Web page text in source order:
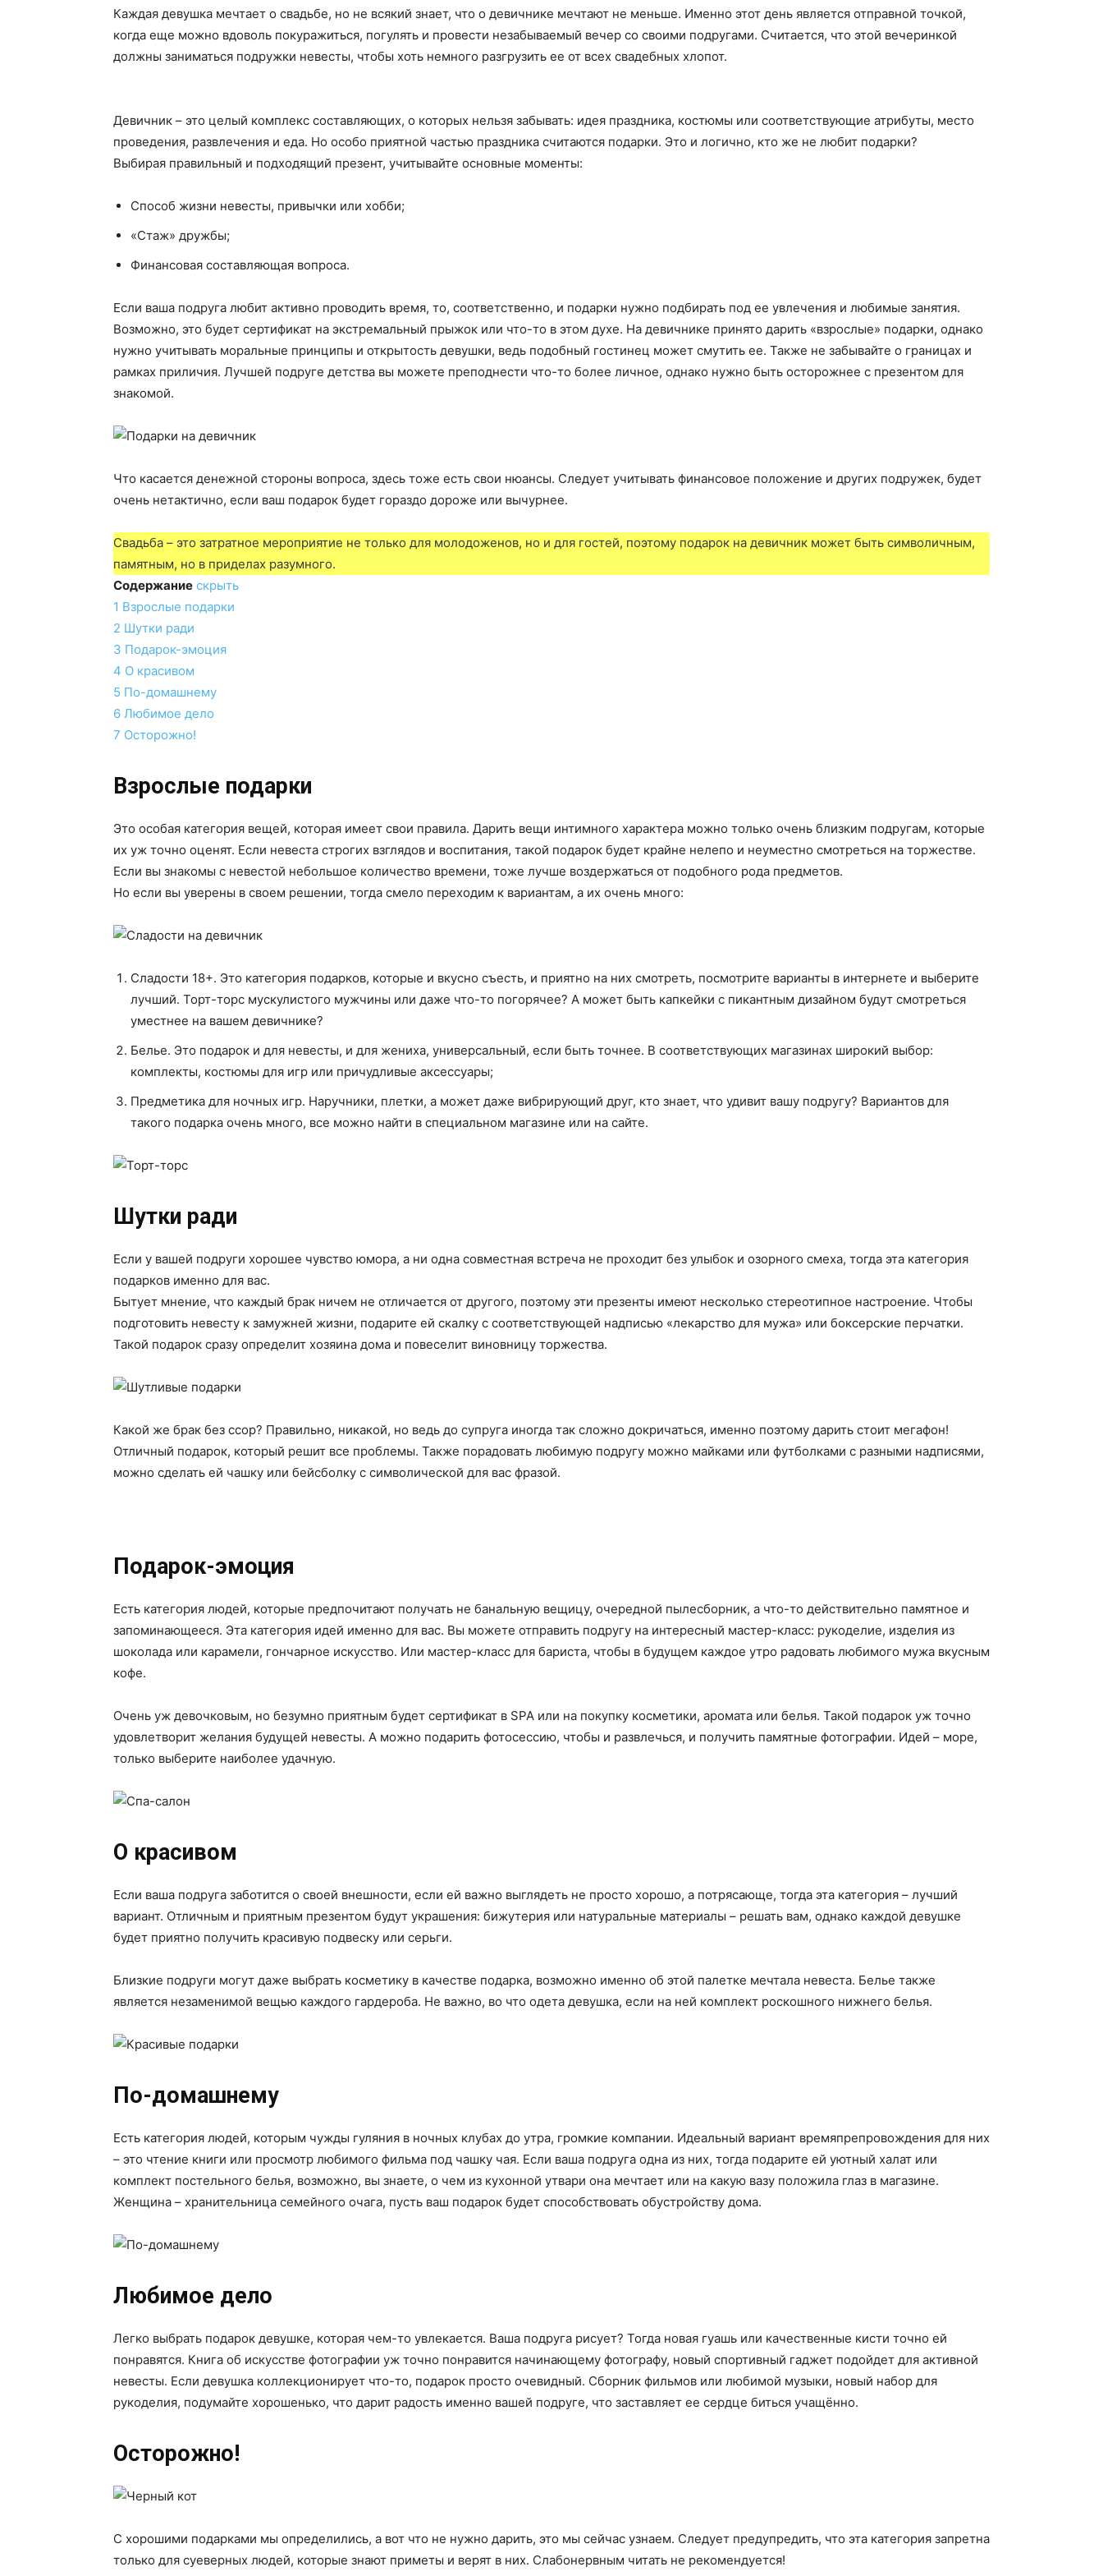
Каждая девушка мечтает о свадьбе, но не всякий знает, что о девичнике мечтают не меньше. Именно этот день является отправной точкой,
когда еще можно вдоволь покуражиться, погулять и провести незабываемый вечер со своими подругами. Считается, что этой вечеринкой
должны заниматься подружки невесты, чтобы хоть немного разгрузить ее от всех свадебных хлопот.
Девичник – это целый комплекс составляющих, о которых нельзя забывать: идея праздника, костюмы или соответствующие атрибуты, место
проведения, развлечения и еда. Но особо приятной частью праздника считаются подарки. Это и логично, кто же не любит подарки?
Выбирая правильный и подходящий презент, учитывайте основные моменты:
Способ жизни невесты, привычки или хобби;
«Стаж» дружбы;
Финансовая составляющая вопроса.
Если ваша подруга любит активно проводить время, то, соответственно, и подарки нужно подбирать под ее увлечения и любимые занятия.
Возможно, это будет сертификат на экстремальный прыжок или что-то в этом духе. На девичнике принято дарить «взрослые» подарки, однако
нужно учитывать моральные принципы и открытость девушки, ведь подобный гостинец может смутить ее. Также не забывайте о границах и
рамках приличия. Лучшей подруге детства вы можете преподнести что-то более личное, однако нужно быть осторожнее с презентом для
знакомой.
Что касается денежной стороны вопроса, здесь тоже есть свои нюансы. Следует учитывать финансовое положение и других подружек, будет
очень нетактично, если ваш подарок будет гораздо дороже или вычурнее.
Свадьба – это затратное мероприятие не только для молодоженов, но и для гостей, поэтому подарок на девичник может быть символичным,
памятным, но в приделах разумного.
Содержание скрыть
1 Взрослые подарки
2 Шутки ради
3 Подарок-эмоция
4 О красивом
5 По-домашнему
6 Любимое дело
7 Осторожно!
Взрослые подарки
Это особая категория вещей, которая имеет свои правила. Дарить вещи интимного характера можно только очень близким подругам, которые
их уж точно оценят. Если невеста строгих взглядов и воспитания, такой подарок будет крайне нелепо и неуместно смотреться на торжестве.
Если вы знакомы с невестой небольшое количество времени, тоже лучше воздержаться от подобного рода предметов.
Но если вы уверены в своем решении, тогда смело переходим к вариантам, а их очень много:
Сладости 18+. Это категория подарков, которые и вкусно съесть, и приятно на них смотреть, посмотрите варианты в интернете и выберите
лучший. Торт-торс мускулистого мужчины или даже что-то погорячее? А может быть капкейки с пикантным дизайном будут смотреться
уместнее на вашем девичнике?
Белье. Это подарок и для невесты, и для жениха, универсальный, если быть точнее. В соответствующих магазинах широкий выбор:
комплекты, костюмы для игр или причудливые аксессуары;
Предметика для ночных игр. Наручники, плетки, а может даже вибрирующий друг, кто знает, что удивит вашу подругу? Вариантов для
такого подарка очень много, все можно найти в специальном магазине или на сайте.
Шутки ради
Если у вашей подруги хорошее чувство юмора, а ни одна совместная встреча не проходит без улыбок и озорного смеха, тогда эта категория
подарков именно для вас.
Бытует мнение, что каждый брак ничем не отличается от другого, поэтому эти презенты имеют несколько стереотипное настроение. Чтобы
подготовить невесту к замужней жизни, подарите ей скалку с соответствующей надписью «лекарство для мужа» или боксерские перчатки.
Такой подарок сразу определит хозяина дома и повеселит виновницу торжества.
Какой же брак без ссор? Правильно, никакой, но ведь до супруга иногда так сложно докричаться, именно поэтому дарить стоит мегафон!
Отличный подарок, который решит все проблемы. Также порадовать любимую подругу можно майками или футболками с разными надписями,
можно сделать ей чашку или бейсболку с символической для вас фразой.
Подарок-эмоция
Есть категория людей, которые предпочитают получать не банальную вещицу, очередной пылесборник, а что-то действительно памятное и
запоминающееся. Эта категория идей именно для вас. Вы можете отправить подругу на интересный мастер-класс: рукоделие, изделия из
шоколада или карамели, гончарное искусство. Или мастер-класс для бариста, чтобы в будущем каждое утро радовать любимого мужа вкусным
кофе.
Очень уж девочковым, но безумно приятным будет сертификат в SPA или на покупку косметики, аромата или белья. Такой подарок уж точно
удовлетворит желания будущей невесты. А можно подарить фотосессию, чтобы и развлечься, и получить памятные фотографии. Идей – море,
только выберите наиболее удачную.
О красивом
Если ваша подруга заботится о своей внешности, если ей важно выглядеть не просто хорошо, а потрясающе, тогда эта категория – лучший
вариант. Отличным и приятным презентом будут украшения: бижутерия или натуральные материалы – решать вам, однако каждой девушке
будет приятно получить красивую подвеску или серьги.
Близкие подруги могут даже выбрать косметику в качестве подарка, возможно именно об этой палетке мечтала невеста. Белье также
является незаменимой вещью каждого гардероба. Не важно, во что одета девушка, если на ней комплект роскошного нижнего белья.
По-домашнему
Есть категория людей, которым чужды гуляния в ночных клубах до утра, громкие компании. Идеальный вариант времяпрепровождения для них
– это чтение книги или просмотр любимого фильма под чашку чая. Если ваша подруга одна из них, тогда подарите ей уютный халат или
комплект постельного белья, возможно, вы знаете, о чем из кухонной утвари она мечтает или на какую вазу положила глаз в магазине.
Женщина – хранительница семейного очага, пусть ваш подарок будет способствовать обустройству дома.
Любимое дело
Легко выбрать подарок девушке, которая чем-то увлекается. Ваша подруга рисует? Тогда новая гуашь или качественные кисти точно ей
понравятся. Книга об искусстве фотографии уж точно понравится начинающему фотографу, новый спортивный гаджет подойдет для активной
невесты. Если девушка коллекционирует что-то, подарок просто очевидный. Сборник фильмов или любимой музыки, новый набор для
рукоделия, подумайте хорошенько, что дарит радость именно вашей подруге, что заставляет ее сердце биться учащённо.
Осторожно!
С хорошими подарками мы определились, а вот что не нужно дарить, это мы сейчас узнаем. Следует предупредить, что эта категория запретна
только для суеверных людей, которые знают приметы и верят в них. Слабонервным читать не рекомендуется!